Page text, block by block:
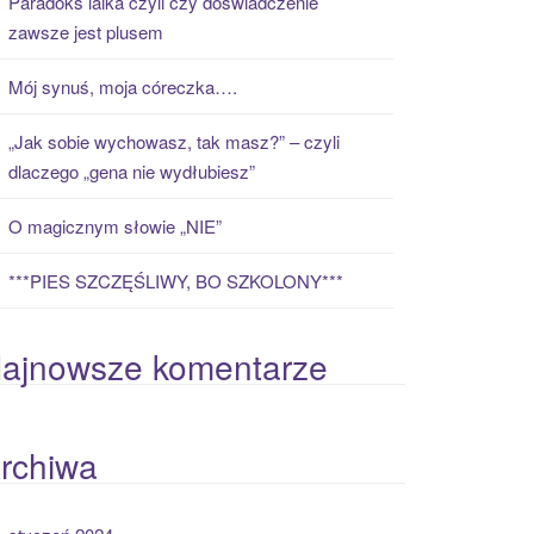
zawsze jest plusem
Mój synuś, moja córeczka….
„Jak sobie wychowasz, tak masz?” – czyli
dlaczego „gena nie wydłubiesz”
O magicznym słowie „NIE”
***PIES SZCZĘŚLIWY, BO SZKOLONY***
komentarze